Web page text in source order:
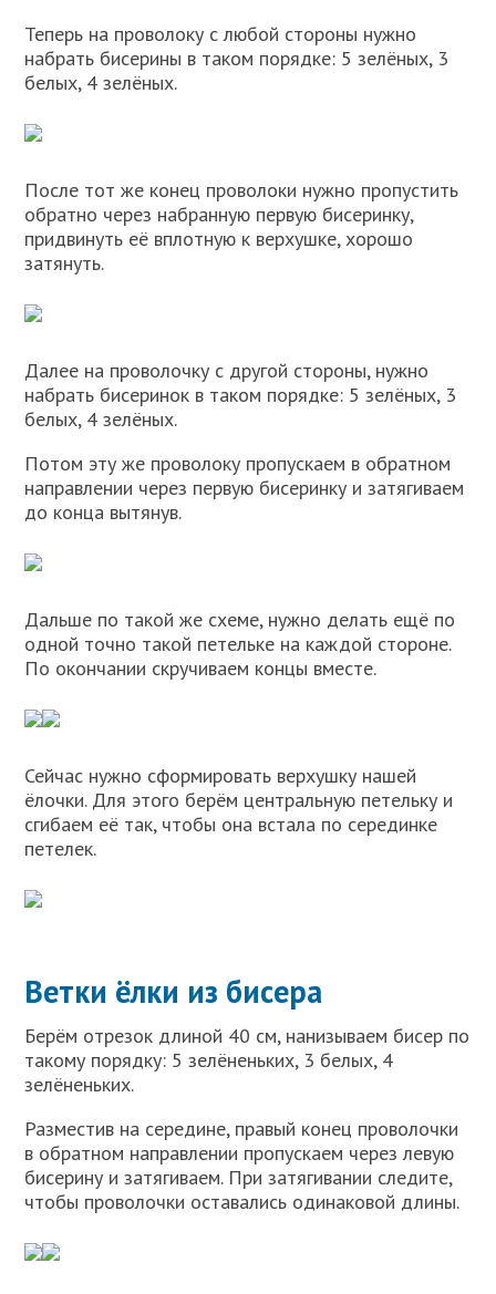
Теперь на проволоку с любой стороны нужно
набрать бисерины в таком порядке: 5 зелёных, 3
белых, 4 зелёных.
После тот же конец проволоки нужно пропустить
обратно через набранную первую бисеринку,
придвинуть её вплотную к верхушке, хорошо
затянуть.
Далее на проволочку с другой стороны, нужно
набрать бисеринок в таком порядке: 5 зелёных, 3
белых, 4 зелёных.
Потом эту же проволоку пропускаем в обратном
направлении через первую бисеринку и затягиваем
до конца вытянув.
Дальше по такой же схеме, нужно делать ещё по
одной точно такой петельке на каждой стороне.
По окончании скручиваем концы вместе.
Сейчас нужно сформировать верхушку нашей
ёлочки. Для этого берём центральную петельку и
сгибаем её так, чтобы она встала по серединке
петелек.
Ветки ёлки из бисера
Берём отрезок длиной 40 см, нанизываем бисер по
такому порядку: 5 зелёненьких, 3 белых, 4
зелёненьких.
Разместив на середине, правый конец проволочки
в обратном направлении пропускаем через левую
бисерину и затягиваем. При затягивании следите,
чтобы проволочки оставались одинаковой длины.